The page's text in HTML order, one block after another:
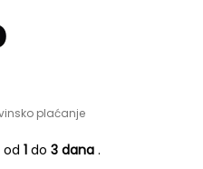
plaćanje
od 1 do 3 dana .